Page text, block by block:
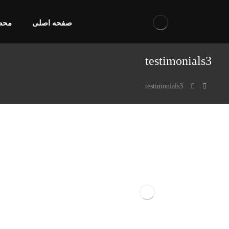
صفحه اصلی
testimonials3
testimonials3